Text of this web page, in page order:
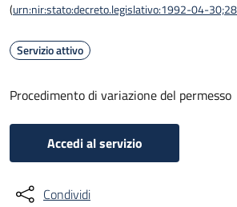
(urn:nir:stato:decreto.legislativo:1992-04-
Servizio attivo
Procedimento di variazione del permesso
Accedi al servizio
Condividi